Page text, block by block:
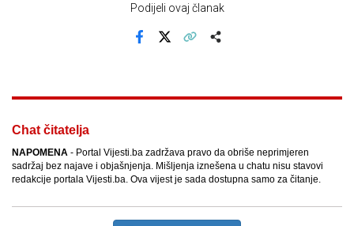
Podijeli ovaj članak
Chat čitatelja
NAPOMENA - Portal Vijesti.ba zadržava pravo da obriše neprimjeren
sadržaj bez najave i objašnjenja. Mišljenja iznešena u chatu nisu stavovi
redakcije portala Vijesti.ba. Ova vijest je sada dostupna samo za čitanje.